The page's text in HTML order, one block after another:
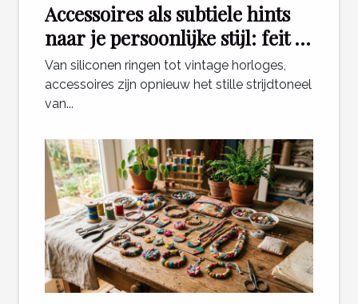
Accessoires als subtiele hints
naar je persoonlijke stijl: feit of
fabel?
Van siliconen ringen tot vintage horloges,
accessoires zijn opnieuw het stille strijdtoneel
van...